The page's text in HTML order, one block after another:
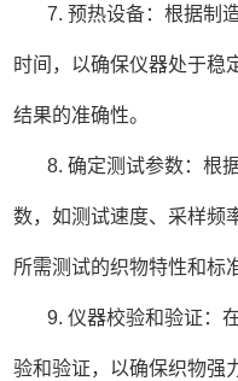
7. 预热设备：根据制造
时间，以确保仪器处于稳
结果的准确性。
8. 确定测试参数：根据
数，如测试速度、采样频
所需测试的织物特性和标
9. 仪器校验和验证：在
验和验证，以确保织物强